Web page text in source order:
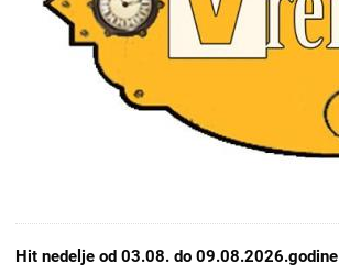
Hit nedelje od 03.08. do 09.08.2026.godine